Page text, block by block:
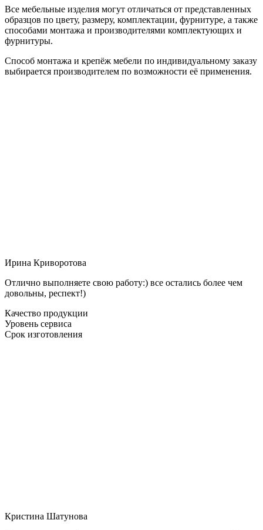
Все мебельные изделия могут отличаться от представленных
образцов по цвету, размеру, комплектации, фурнитуре, а также
способами монтажа и производителями комплектующих и
фурнитуры.
Способ монтажа и крепёж мебели по индивидуальному заказу
выбирается производителем по возможности её применения.
Ирина Криворотова
Отлично выполняете свою работу:) все остались более чем
довольны, респект!)
Качество продукции
Уровень сервиса
Срок изготовления
Кристина Шатунова